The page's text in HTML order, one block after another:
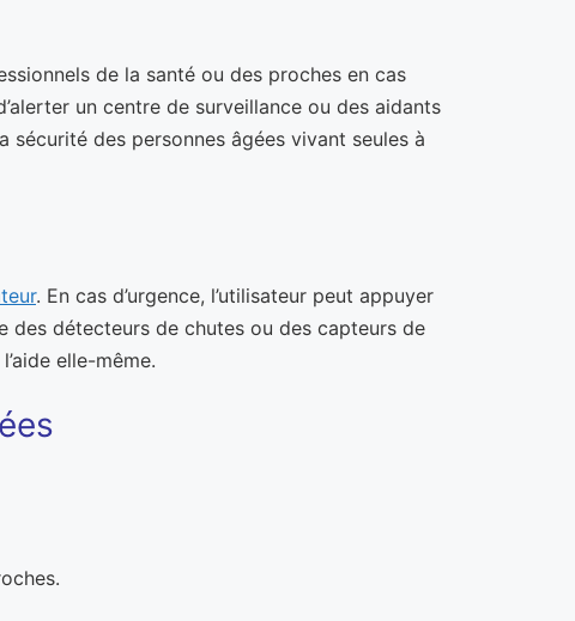
de la santé ou des proches en cas
un centre de surveillance ou des aidants
des personnes âgées vivant seules à
. En cas d’urgence, l’utilisateur peut appuyer
des détecteurs de chutes ou des capteurs de
elle-même.